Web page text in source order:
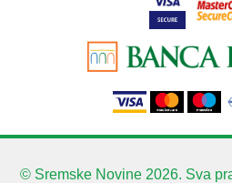
© Sremske Novine 2026. Sva